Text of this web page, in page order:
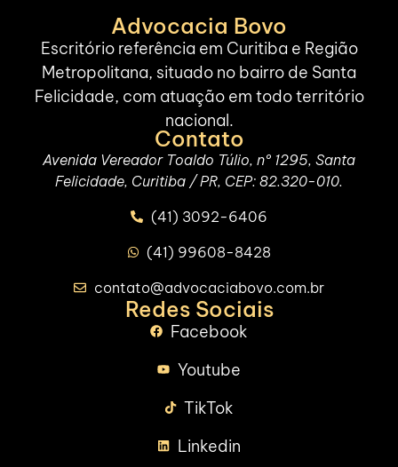
Advocacia Bovo
Escritório referência em Curitiba e Região
Metropolitana, situado no bairro de Santa
Felicidade, com atuação em todo território
nacional.
Contato
Avenida Vereador Toaldo Túlio, nº 1295, Santa
Felicidade, Curitiba / PR, CEP: 82.320-010.
(41) 3092-6406
(41) 99608-8428
contato@advocaciabovo.com.br
Redes Sociais
Facebook
Youtube
TikTok
Linkedin